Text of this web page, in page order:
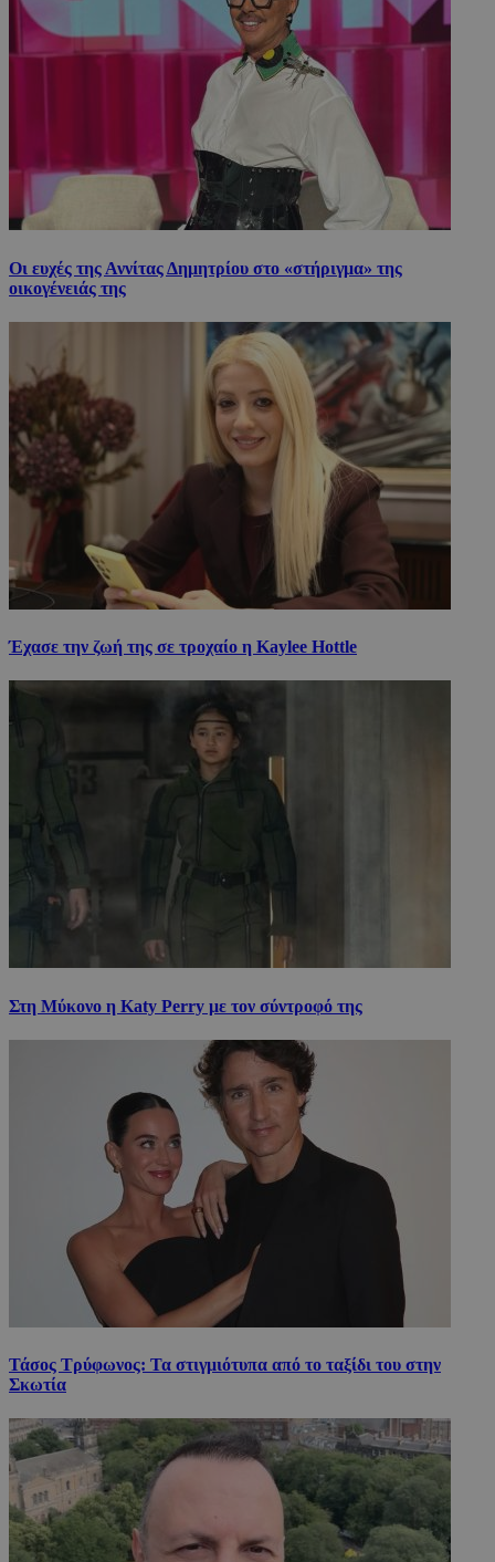
Οι ευχές της Αννίτας Δημητρίου στο «στήριγμα» της
οικογένειάς της
Έχασε την ζωή της σε τροχαίο η Kaylee Hottle
Στη Μύκονο η Katy Perry με τον σύντροφό της
Τάσος Τρύφωνος: Τα στιγμιότυπα από το ταξίδι του στην
Σκωτία